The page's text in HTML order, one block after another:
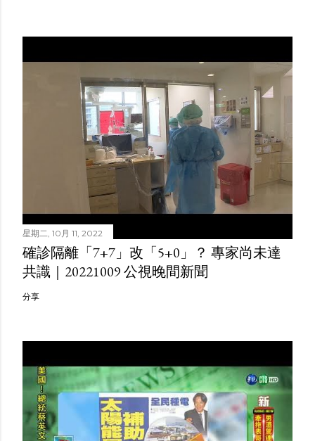
星期二, 10月 11, 2022
確診隔離「7+7」改「5+0」？ 專家尚未達
共識｜20221009 公視晚間新聞
分享